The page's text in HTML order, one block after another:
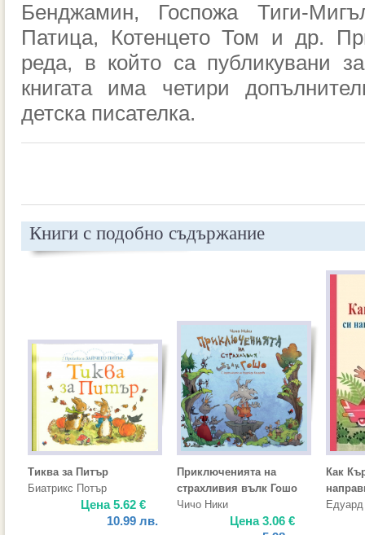
Бенджамин, Госпожа Тиги-
Патица, Котенцето Том и др.
реда, в който са публикувани
книгата има четири
детска писателка.
Книги с подобно съдържание
Тиква за Питър
Биатрикс Потър
Цена5.62 €
10.99 лв.
Приключенията на
страхливия вълк Гошо
Чичо Ники
Цена3.06 €
Как